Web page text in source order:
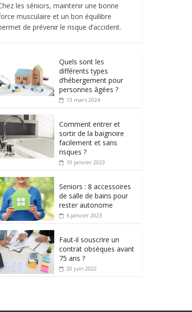
les séniors, maintenir une bonne
musculaire et un bon équilibre
de prévenir le risque d’accident.
Quels sont les
différents types
d’hébergement pour
personnes âgées ?
13 mars 2024
Comment entrer et
sortir de la baignoire
facilement et sans
risques ?
10 janvier 2023
Seniors : 8 accessoires
de salle de bains pour
rester autonome
6 janvier 2023
Faut-il souscrire un
contrat obsèques avant
75 ans ?
20 juin 2022